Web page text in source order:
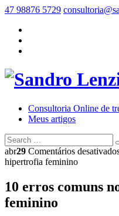
47 98876 5729
Consultoria Online de
Meus artigos
abr29 Comentários
hipertrofia feminino
10 erros comuns
feminino